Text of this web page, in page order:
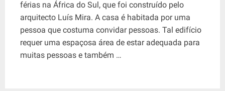
férias na África do Sul, que foi construído pelo
arquitecto Luís Mira. A casa é habitada por uma
pessoa que costuma convidar pessoas. Tal edifício
requer uma espaçosa área de estar adequada para
muitas pessoas e também …